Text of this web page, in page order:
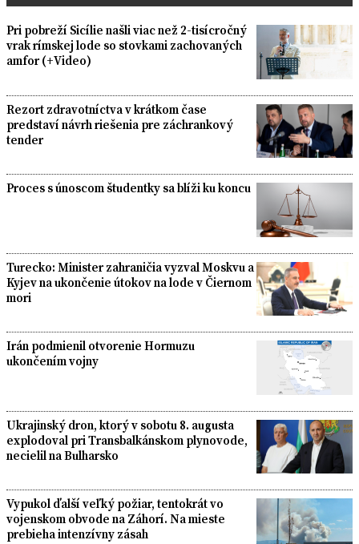
Pri pobreží Sicílie našli viac než 2-tisícročný
vrak rímskej lode so stovkami zachovaných
amfor (+Video)
Rezort zdravotníctva v krátkom čase
predstaví návrh riešenia pre záchrankový
tender
Proces s únoscom študentky sa blíži ku koncu
Turecko: Minister zahraničia vyzval Moskvu a
Kyjev na ukončenie útokov na lode v Čiernom
mori
Irán podmienil otvorenie Hormuzu
ukončením vojny
Ukrajinský dron, ktorý v sobotu 8. augusta
explodoval pri Transbalkánskom plynovode,
necielil na Bulharsko
Vypukol ďalší veľký požiar, tentokrát vo
vojenskom obvode na Záhorí. Na mieste
prebieha intenzívny zásah